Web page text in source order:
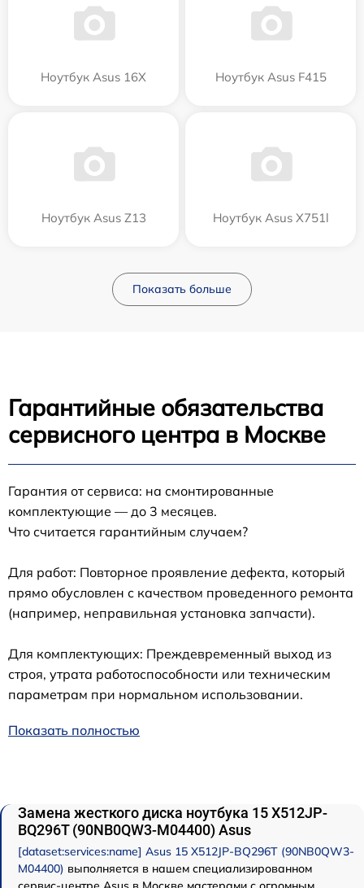
Ноутбук Asus 16X Ноутбук Asus F415
Ноутбук Asus Z13 Ноутбук Asus X751l
Показать больше
Гарантийные обязательства
сервисного центра в Москве
Гарантия от сервиса: на смонтированные
комплектующие — до 3 месяцев.
Что считается гарантийным случаем?
Для работ: Повторное проявление дефекта, который
прямо обусловлен с качеством проведенного ремонта
(например, неправильная установка запчасти).
Для комплектующих: Преждевременный выход из
строя, утрата работоспособности или техническим
параметрам при нормальном использовании.
Показать полностью
Замена жесткого диска ноутбука 15 X512JP-
BQ296T (90NB0QW3-M04400) Asus
[dataset:services:name] Asus 15 X512JP-BQ296T (90NB0QW3-
M04400) выполняется в нашем специализированном